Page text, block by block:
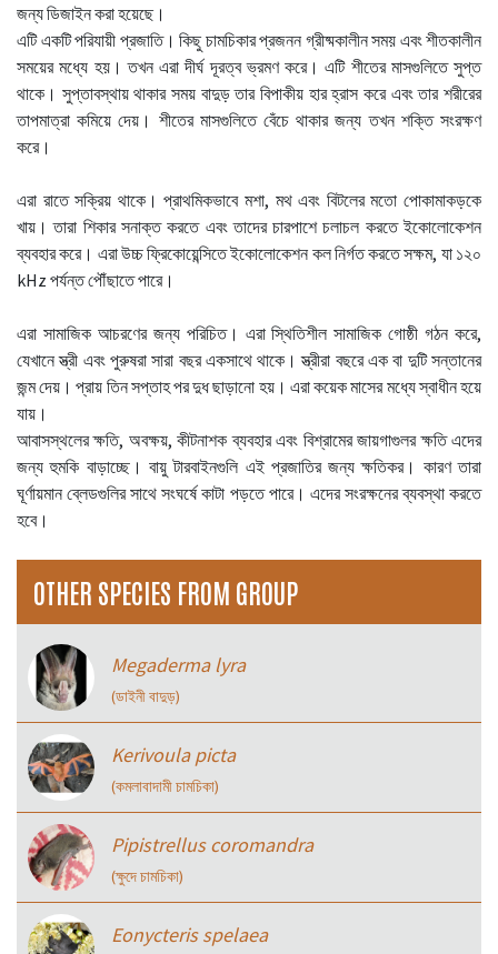
জন্য ডিজাইন করা হয়েছে।
এটি একটি পরিযায়ী প্রজাতি। কিছু চামচিকার প্রজনন গ্রীষ্মকালীন সময় এবং শীতকালীন
সময়ের মধ্যে হয়। তখন এরা দীর্ঘ দূরত্ব ভ্রমণ করে। এটি শীতের মাসগুলিতে সুপ্ত
থাকে। সুপ্তাবস্থায় থাকার সময় বাদুড় তার বিপাকীয় হার হ্রাস করে এবং তার শরীরের
তাপমাত্রা কমিয়ে দেয়। শীতের মাসগুলিতে বেঁচে থাকার জন্য তখন শক্তি সংরক্ষণ
করে।
এরা রাতে সক্রিয় থাকে। প্রাথমিকভাবে মশা, মথ এবং বিটলের মতো পোকামাকড়কে
খায়। তারা শিকার সনাক্ত করতে এবং তাদের চারপাশে চলাচল করতে ইকোলোকেশন
ব্যবহার করে। এরা উচ্চ ফ্রিকোয়েন্সিতে ইকোলোকেশন কল নির্গত করতে সক্ষম, যা ১২০
kHz পর্যন্ত পৌঁছাতে পারে।
এরা সামাজিক আচরণের জন্য পরিচিত। এরা স্থিতিশীল সামাজিক গোষ্ঠী গঠন করে,
যেখানে স্ত্রী এবং পুরুষরা সারা বছর একসাথে থাকে। স্ত্রীরা বছরে এক বা দুটি সন্তানের
জন্ম দেয়। প্রায় তিন সপ্তাহ পর দুধ ছাড়ানো হয়। এরা কয়েক মাসের মধ্যে স্বাধীন হয়ে
যায়।
আবাসস্থলের ক্ষতি, অবক্ষয়, কীটনাশক ব্যবহার এবং বিশ্রামের জায়গাগুলর ক্ষতি এদের
জন্য হুমকি বাড়াচ্ছে। বায়ু টারবাইনগুলি এই প্রজাতির জন্য ক্ষতিকর। কারণ তারা
ঘূর্ণায়মান ব্লেডগুলির সাথে সংঘর্ষে কাটা পড়তে পারে। এদের সংরক্ষনের ব্যবস্থা করতে
হবে।
OTHER SPECIES FROM GROUP
Megaderma lyra
(ডাইনী বাদুড়)
Kerivoula picta
(কমলাবাদামী চামচিকা)
Pipistrellus coromandra
(ক্ষুদে চামচিকা)
Eonycteris spelaea